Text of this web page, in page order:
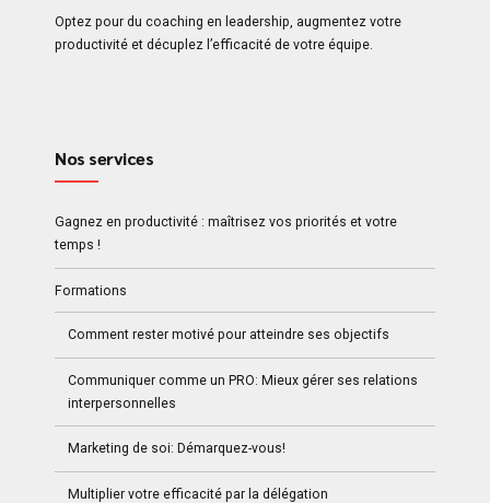
Optez pour du coaching en leadership, augmentez votre
productivité et décuplez l’efficacité de votre équipe.
Nos services
Gagnez en productivité : maîtrisez vos priorités et votre
temps !
Formations
Comment rester motivé pour atteindre ses objectifs
Communiquer comme un PRO: Mieux gérer ses relations
interpersonnelles
Marketing de soi: Démarquez-vous!
Multiplier votre efficacité par la délégation